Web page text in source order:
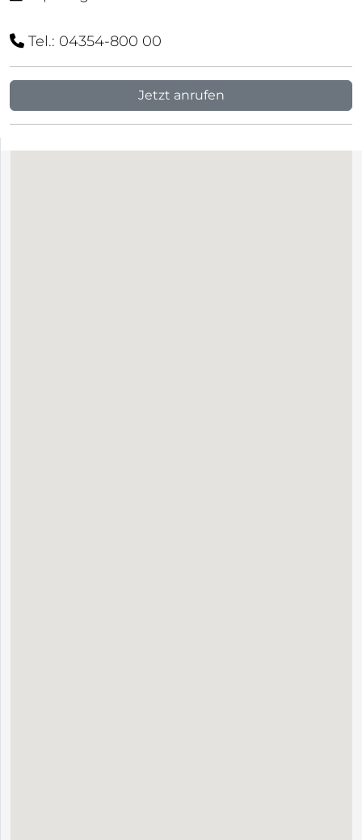
Tel.: 04354-800 00
Jetzt anrufen